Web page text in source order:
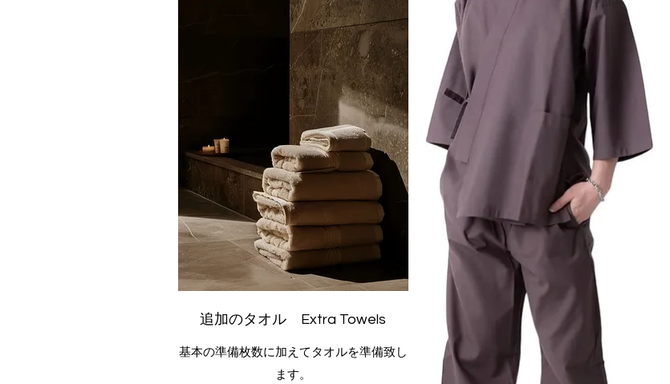
追加のタオル Extra Towels
基本の準備枚数に加えてタオルを準備致し
ます。